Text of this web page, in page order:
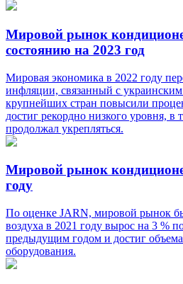
Мировой рынок
состоянию на 2023 год
Мировая экономика в 2022 году
инфляции, связанный с
крупнейших стран повысили
достиг рекордно низкого уровня, в
продолжал укрепляться.
Мировой рынок
году
По оценке JARN, мировой рынок
воздуха в 2021 году вырос на 3 %
предыдущим годом и достиг
оборудования.